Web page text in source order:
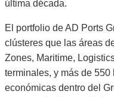
última década.
El portfolio de AD Ports
clústeres que las áreas
Zones, Maritime,
terminales, y más de
económicas dentro del